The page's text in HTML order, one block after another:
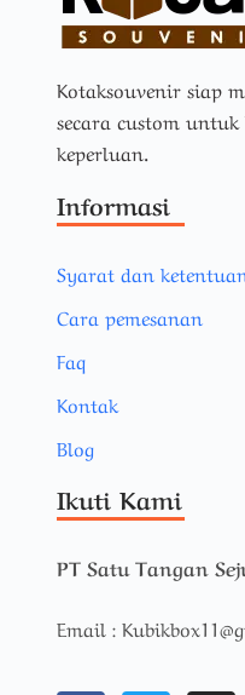
Kotaksouvenir siap
secara custom
keperluan.
Informasi
Syarat dan
Cara pemesanan
Faq
Kontak
Blog
Ikuti Kami
PT Satu Tangan
Email :